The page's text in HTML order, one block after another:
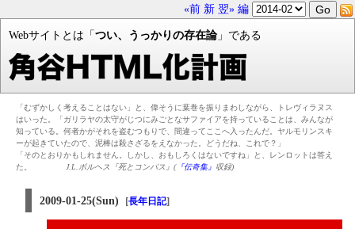
«前 新 翌» 編
Webサイトとは「 つい、うっかりの存在論」である
「むずかしく考えることはない」と、偉そうに葉巻を振りまわしながら、トレヴィラヌス
はいった。「ガリラヤの太守がじつにみごとなサファイアを持っていることは、みんなが
知っている。何者かがそれを盗むつもりで、間違ってここへ入ったんだ。ヤルモリンスキ
ーが起きていたので、泥棒は殺さざるをえなかった。どうだね、これで？」
「そのとおりかもしれません。しかし、おもしろくはないですね」と、レンロットは答え
た。
J.L.ボルヘス『死とコンパス』(『伝奇集』 収録)
2009-01-25(Sun) [長年日記]